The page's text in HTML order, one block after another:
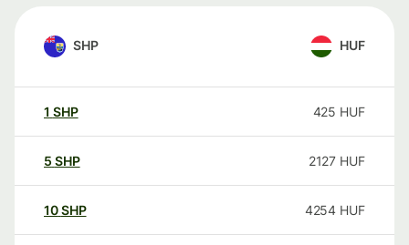
SHP HUF
1 SHP 425 HUF
5 SHP 2127 HUF
10SHP 4254 HUF